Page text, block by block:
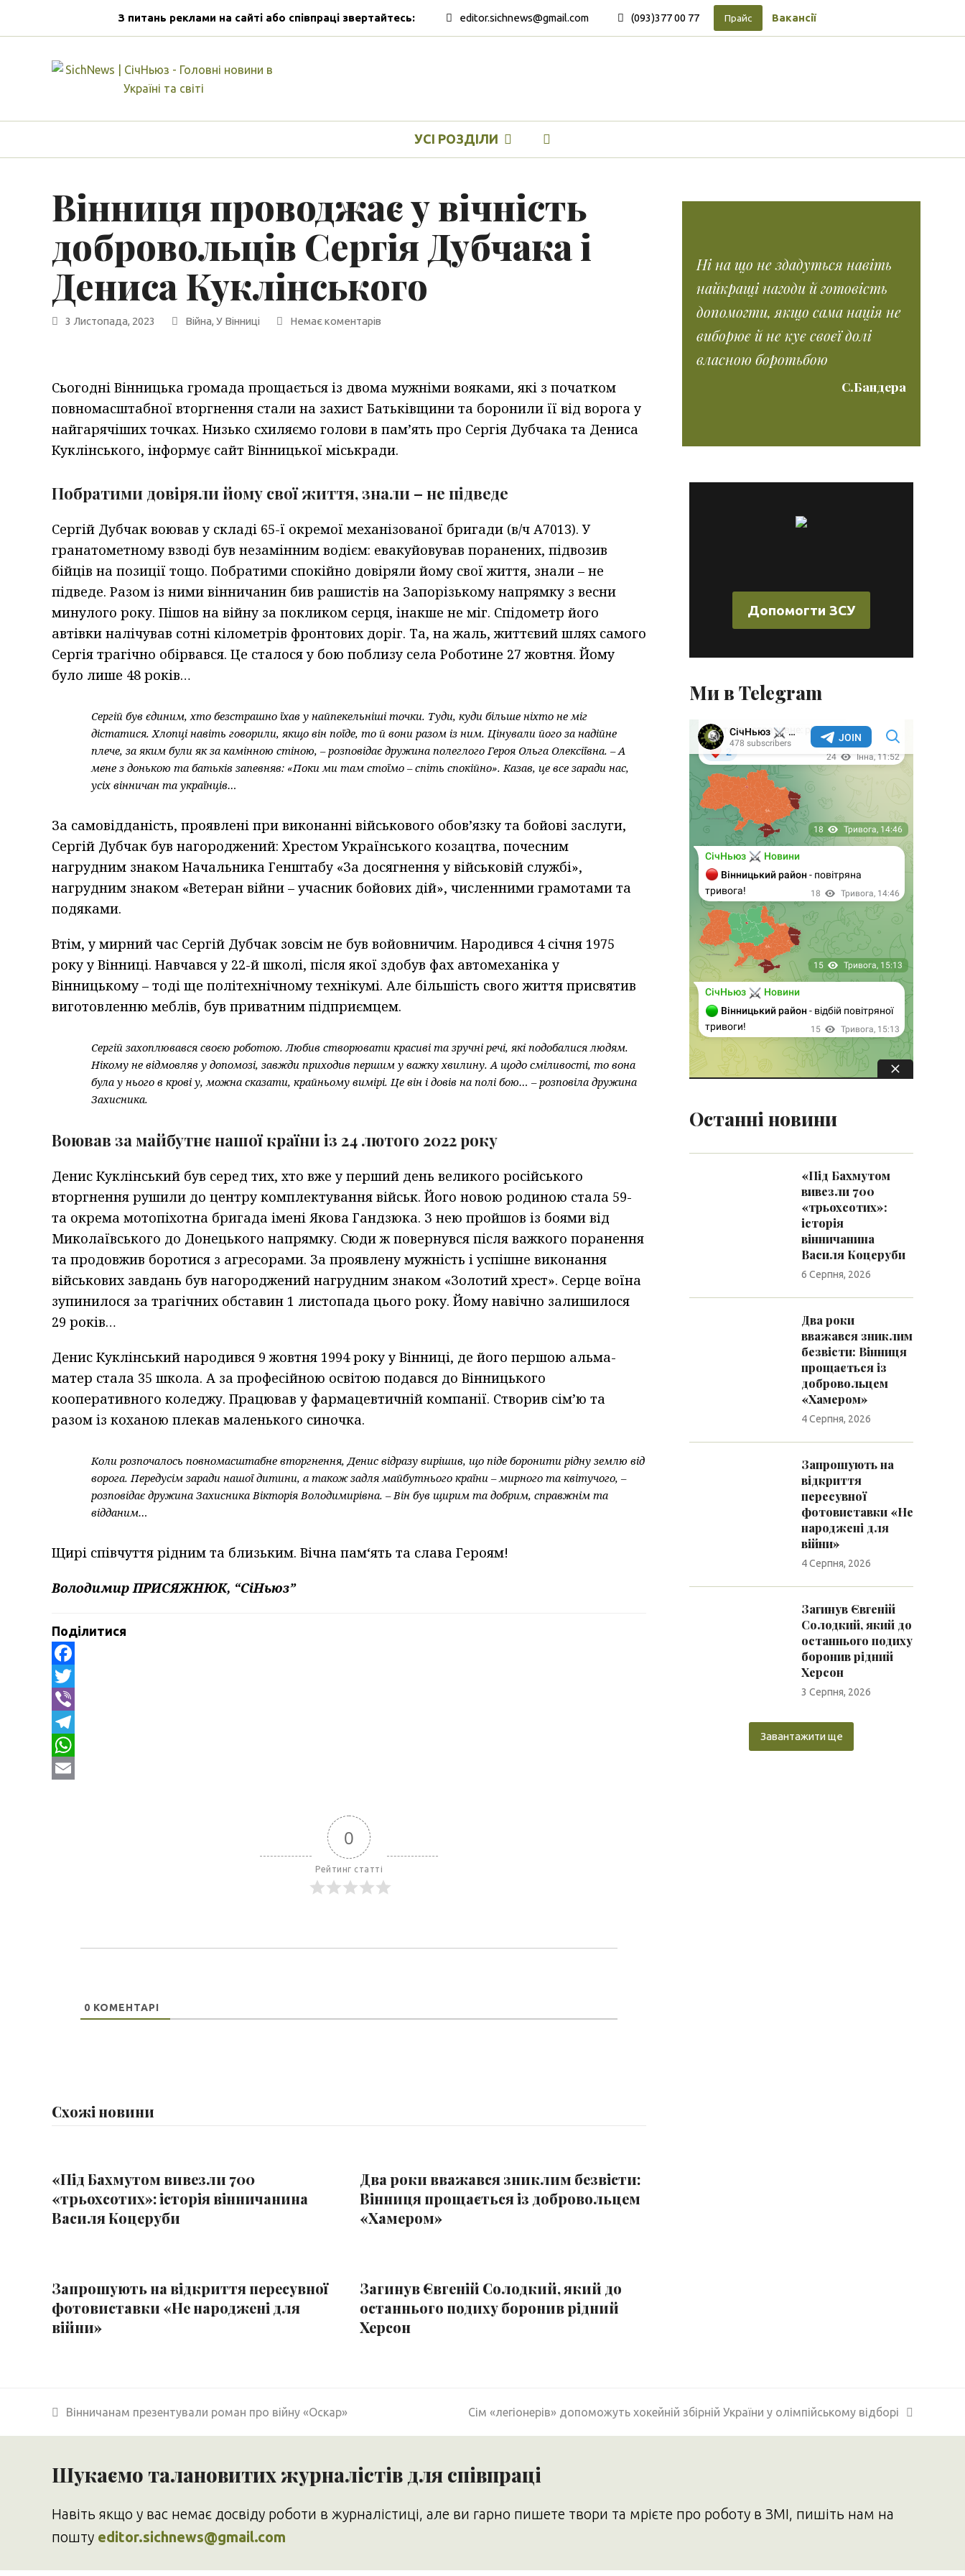
З питань реклами на сайті або співпраці звертайтесь: editor.sichnews@gmail.com (093)377 00 77 Прайс Вакансії
УСІ РОЗДІЛИ
Вінниця проводжає у вічність
добровольців Сергія Дубчака і
Дениса Куклінського
3 Листопада, 2023 Війна, У Вінниці Немає коментарів
Сьогодні Вінницька громада прощається із двома мужніми вояками, які з початком
повномасштабної вторгнення стали на захист Батьківщини та боронили її від ворога у
найгарячіших точках. Низько схиляємо голови в пам’ять про Сергія Дубчака та Дениса
Куклінського, інформує сайт Вінницької міськради.
Побратими довіряли йому свої життя, знали – не підведе
Сергій Дубчак воював у складі 65-ї окремої механізованої бригади (в/ч А7013). У
гранатометному взводі був незамінним водієм: евакуйовував поранених, підвозив
бійців на позиції тощо. Побратими спокійно довіряли йому свої життя, знали – не
підведе. Разом із ними вінничанин бив рашистів на Запорізькому напрямку з весни
минулого року. Пішов на війну за покликом серця, інакше не міг. Спідометр його
автівки налічував сотні кілометрів фронтових доріг. Та, на жаль, життєвий шлях самого
Сергія трагічно обірвався. Це сталося у бою поблизу села Роботине 27 жовтня. Йому
було лише 48 років…
Сергій був єдиним, хто безстрашно їхав у найпекельніші точки. Туди, куди більше ніхто не міг
дістатися. Хлопці навіть говорили, якщо він поїде, то й вони разом із ним. Цінували його за надійне
плече, за яким були як за камінною стіною, – розповідає дружина полеглого Героя Ольга Олексіївна. – А
мене з донькою та батьків запевняв: «Поки ми там стоїмо – спіть спокійно». Казав, це все заради нас,
усіх вінничан та українців…
За самовідданість, проявлені при виконанні військового обов’язку та бойові заслуги,
Сергій Дубчак був нагороджений: Хрестом Українського козацтва, почесним
нагрудним знаком Начальника Генштабу «За досягнення у військовій службі»,
нагрудним знаком «Ветеран війни – учасник бойових дій», численними грамотами та
подяками.
Втім, у мирний час Сергій Дубчак зовсім не був войовничим. Народився 4 січня 1975
року у Вінниці. Навчався у 22-й школі, після якої здобув фах автомеханіка у
Вінницькому – тоді ще політехнічному технікумі. Але більшість свого життя присвятив
виготовленню меблів, був приватним підприємцем.
Сергій захоплювався своєю роботою. Любив створювати красиві та зручні речі, які подобалися людям.
Нікому не відмовляв у допомозі, завжди приходив першим у важку хвилину. А щодо сміливості, то вона
була у нього в крові у, можна сказати, крайньому вимірі. Це він і довів на полі бою… – розповіла дружина
Захисника.
Воював за майбутнє нашої країни із 24 лютого 2022 року
Денис Куклінський був серед тих, хто вже у перший день великого російського
вторгнення рушили до центру комплектування військ. Його новою родиною стала 59-
та окрема мотопіхотна бригада імені Якова Гандзюка. З нею пройшов із боями від
Миколаївського до Донецького напрямку. Сюди ж повернувся після важкого поранення
та продовжив боротися з агресорами. За проявлену мужність і успішне виконання
військових завдань був нагороджений нагрудним знаком «Золотий хрест». Серце воїна
зупинилося за трагічних обставин 1 листопада цього року. Йому навічно залишилося
29 років…
Денис Куклінський народився 9 жовтня 1994 року у Вінниці, де його першою альма-
матер стала 35 школа. А за професійною освітою подався до Вінницького
кооперативного коледжу. Працював у фармацевтичній компанії. Створив сім’ю та
разом із коханою плекав маленького синочка.
Коли розпочалось повномасштабне вторгнення, Денис відразу вирішив, що піде боронити рідну землю від
ворога. Передусім заради нашої дитини, а також задля майбутнього країни – мирного та квітучого, –
розповідає дружина Захисника Вікторія Володимирівна. – Він був щирим та добрим, справжнім та
відданим…
Щирі співчуття рідним та близьким. Вічна пам‘ять та слава Героям!
Володимир ПРИСЯЖНЮК, “СіНьюз”
Поділитися
Facebook
Twitter
Viber
Telegram
WhatsApp
0
Рейтинг статті
0 КОМЕНТАРІ
Схожі новини
«Під Бахмутом вивезли 700
«трьохсотих»: історія вінничанина
Василя Коцеруби
Два роки вважався зниклим безвісти:
Вінниця прощається із добровольцем
«Хамером»
Запрошують на відкриття пересувної
фотовиставки «Не народжені для
війни»
Загинув Євгеній Солодкий, який до
останнього подиху боронив рідний
Херсон
Ні на що не здадуться навіть
найкращі нагоди й готовість
допомогти, якщо сама нація не
виборює й не кує своєї долі
власною боротьбою
С.Бандера
Допомогти ЗСУ
Ми в Telegram
Останні новини
«Під Бахмутом
вивезли 700
«трьохсотих»:
історія
вінничанина
Василя Коцеруби
6 Серпня, 2026
Два роки
вважався зниклим
безвісти: Вінниця
прощається із
добровольцем
«Хамером»
4 Серпня, 2026
Запрошують на
відкриття
пересувної
фотовиставки «Не
народжені для
війни»
4 Серпня, 2026
Загинув Євгеній
Солодкий, який до
останнього подиху
боронив рідний
Херсон
3 Серпня, 2026
Завантажити ще
previous
Вінничанам презентували роман про війну «Оскар»
next
Сім «легіонерів» допоможуть хокейній збірній України у олімпійському відборі
Шукаємо талановитих журналістів для співпраці
Навіть якщо у вас немає досвіду роботи в журналістиці, але ви гарно пишете твори та мрієте про роботу в ЗМІ, пишіть нам на
пошту editor.sichnews@gmail.com